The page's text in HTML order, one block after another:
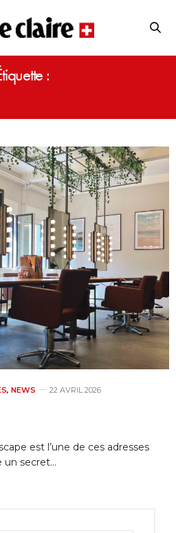
:
, NEWS 22 AVRIL 2026
est l’une de ces adresses
un secret…